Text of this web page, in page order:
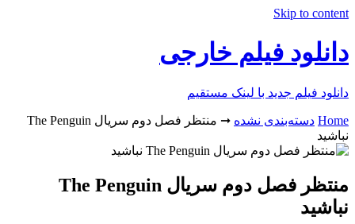
Skip to content
دانلود فیلم خارجی
دانلود فیلم جدید با لینک مستقیم
Home دسته‌بندی نشده ➞
منتظر فصل دوم سریال The Penguin
نباشید
منتظر فصل دوم سریال The Penguin
نباشید